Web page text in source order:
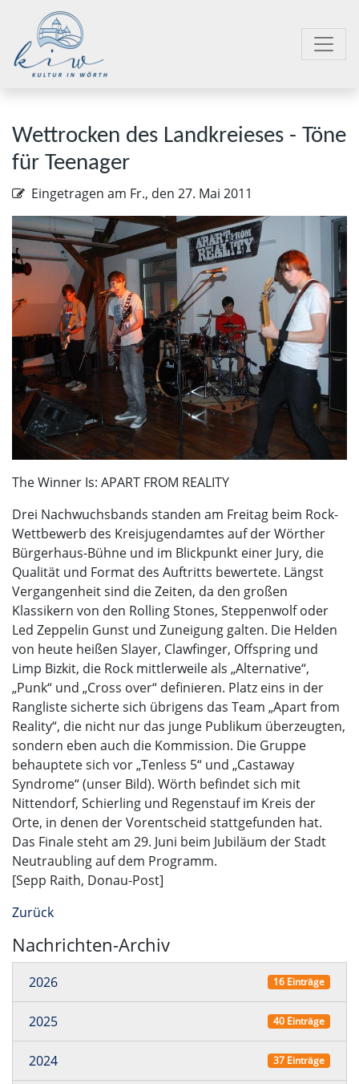
Wettrocken des Landkreieses - Töne
für Teenager
Eingetragen am Fr., den 27. Mai 2011
The Winner Is: APART FROM REALITY
Drei Nachwuchsbands standen am Freitag beim Rock-
Wettbewerb des Kreisjugendamtes auf der Wörther
Bürgerhaus-Bühne und im Blickpunkt einer Jury, die
Qualität und Format des Auftritts bewertete. Längst
Vergangenheit sind die Zeiten, da den großen
Klassikern von den Rolling Stones, Steppenwolf oder
Led Zeppelin Gunst und Zuneigung galten. Die Helden
von heute heißen Slayer, Clawfinger, Offspring und
Limp Bizkit, die Rock mittlerweile als „Alternative“,
„Punk“ und „Cross over“ definieren. Platz eins in der
Rangliste sicherte sich übrigens das Team „Apart from
Reality“, die nicht nur das junge Publikum überzeugten,
sondern eben auch die Kommission. Die Gruppe
behauptete sich vor „Tenless 5“ und „Castaway
Syndrome“ (unser Bild). Wörth befindet sich mit
Nittendorf, Schierling und Regenstauf im Kreis der
Orte, in denen der Vorentscheid stattgefunden hat.
Das Finale steht am 29. Juni beim Jubiläum der Stadt
Neutraubling auf dem Programm.
[Sepp Raith, Donau-Post]
Zurück
Nachrichten-Archiv
2026 16 Einträge
2025 40 Einträge
2024 37 Einträge